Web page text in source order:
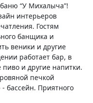
“У Михалыча”!
интерьеров
Гостям
банщика и
веники и другие
работает бар, в
и другие напитки.
печкой
бассейн. Приятного